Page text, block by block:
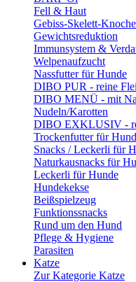
Fell & Haut
Gebiss-Skelett-
Gewichtsreduktion
Immunsystem &
Welpenaufzucht
Nassfutter für Hunde
DIBO PUR - reine
DIBO MENÜ - mit
Nudeln/Karotten
DIBO EXKLUSIV -
Trockenfutter für
Snacks / Leckerli für
Naturkausnacks für
Leckerli für Hunde
Hundekekse
Beißspielzeug
Funktionssnacks
Rund um den Hund
Pflege & Hygiene
Parasiten
Katze
Zur Kategorie Katze